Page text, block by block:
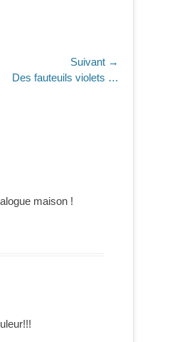
Suivant →
Des fauteuils violets …
maison !